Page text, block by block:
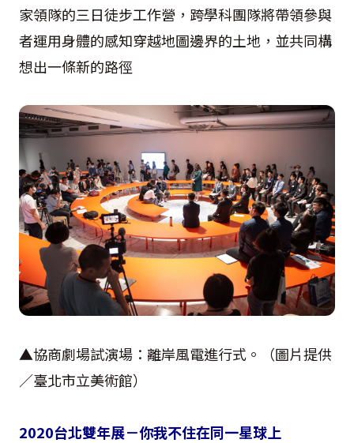
家領隊的三日徒步工作營，跨學科團隊將帶領參與
者運用身體的感知穿越地圖邊界的土地，並共同構
想出一條新的路徑
▲協商劇場試演場：離岸風電進行式。（圖片提供
／臺北市立美術館）
2020台北雙年展－你我不住在同一星球上